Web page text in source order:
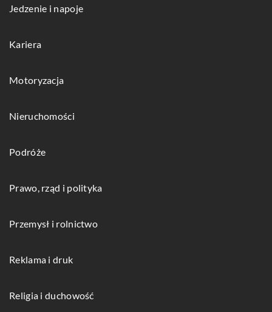
Jedzenie i napoje
Kariera
Motoryzacja
Nieruchomości
Podróże
Prawo, rząd i polityka
Przemysł i rolnictwo
Reklama i druk
Religia i duchowość